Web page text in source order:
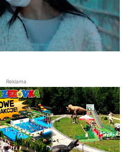
Reklama